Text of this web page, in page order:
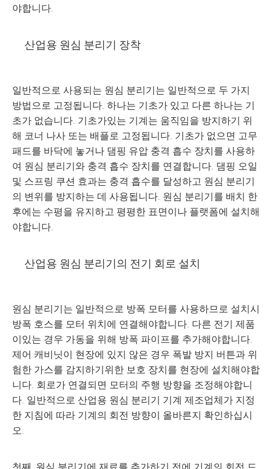
야합니다.
산업용 원심 분리기 장착
일반적으로 사용되는 원심 분리기는 일반적으로 두 가지
방법으로 고정됩니다. 하나는 기초가 있고 다른 하나는 기
초가 없습니다. 기초가있는 기계는 움직임을 방지하기 위
해 코너 나사 또는 배플로 고정됩니다. 기초가 없으면 고무
패드를 바닥에 놓거나 댐핑 유압 충격 흡수 장치를 사용하
여 원심 분리기와 충격 흡수 장치를 연결합니다. 댐핑 오일
및 스프링 쿠션 효과는 충격 흡수를 달성하고 원심 분리기
의 변위를 방지하는 데 사용됩니다. 원심 분리기를 배치 한
후에는 수평을 유지하고 평평한 표면이나 플랫폼에 설치해
야합니다.
산업용 원심 분리기의 전기 회로 설치
원심 분리기는 일반적으로 방폭 모터를 사용하므로 설치시
방폭 호스를 모터 위치에 연결해야합니다. 다른 전기 제품
이있는 경우 가동을 위해 방폭 파이프를 추가해야합니다.
제어 캐비닛이 현장에 있지 않은 경우 폭발 방지 버튼과 위
험한 가스를 감지하기위한 보호 장치를 현장에 설치해야합
니다. 회로가 연결되면 모터의 주행 방향을 조정해야합니
다. 일반적으로 산업용 원심 분리기 기계 제조업체가 지정
한 지침에 따라 기계의 회전 방향이 올바른지 확인하십시
오.